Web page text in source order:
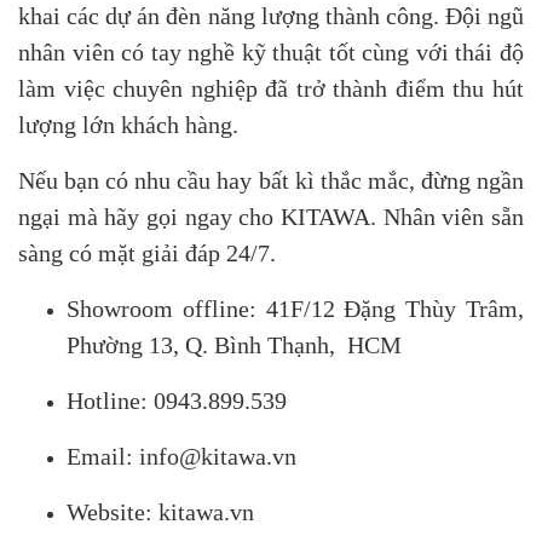
khai các dự án đèn năng lượng thành công. Đội ngũ
nhân viên có tay nghề kỹ thuật tốt cùng với thái độ
làm việc chuyên nghiệp đã trở thành điểm thu hút
lượng lớn khách hàng.
Nếu bạn có nhu cầu hay bất kì thắc mắc, đừng ngần
ngại mà hãy gọi ngay cho KITAWA. Nhân viên sẵn
sàng có mặt giải đáp 24/7.
Showroom offline: 41F/12 Đặng Thùy Trâm,
Phường 13, Q. Bình Thạnh, HCM
Hotline: 0943.899.539
Email: info@kitawa.vn
Website: kitawa.vn